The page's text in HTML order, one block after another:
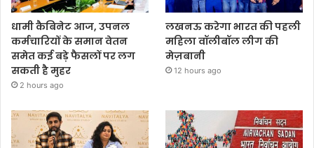
धामी कैबिनेट आज, उपनल
कर्मचारियों के समान वेतन
समेत कई बड़े फैसलों पर लग
सकती है मुहर
2 hours ago
लखनऊ करेगा भारत की पहली
महिला वॉलीबॉल लीग की
मेज़बानी
12 hours ago